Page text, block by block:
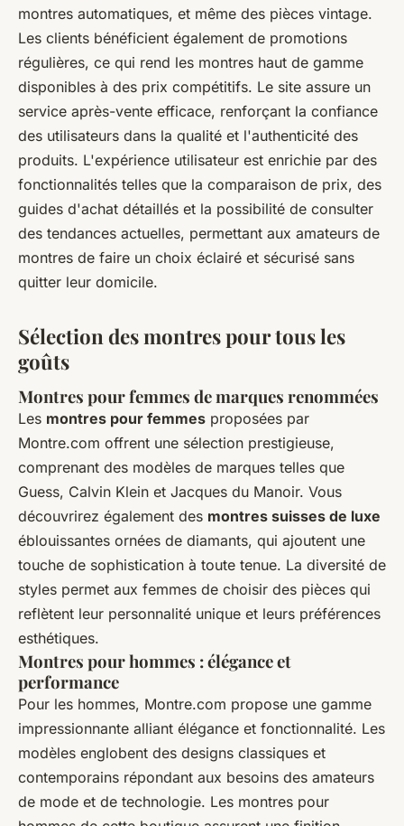
montres automatiques, et même des pièces vintage.
Les clients bénéficient également de promotions
régulières, ce qui rend les montres haut de gamme
disponibles à des prix compétitifs. Le site assure un
service après-vente efficace, renforçant la confiance
des utilisateurs dans la qualité et l'authenticité des
produits. L'expérience utilisateur est enrichie par des
fonctionnalités telles que la comparaison de prix, des
guides d'achat détaillés et la possibilité de consulter
des tendances actuelles, permettant aux amateurs de
montres de faire un choix éclairé et sécurisé sans
quitter leur domicile.
Sélection des montres pour tous les
goûts
Montres pour femmes de marques renommées
Les montres pour femmes proposées par
Montre.com offrent une sélection prestigieuse,
comprenant des modèles de marques telles que
Guess, Calvin Klein et Jacques du Manoir. Vous
découvrirez également des montres suisses de luxe
éblouissantes ornées de diamants, qui ajoutent une
touche de sophistication à toute tenue. La diversité de
styles permet aux femmes de choisir des pièces qui
reflètent leur personnalité unique et leurs préférences
esthétiques.
Montres pour hommes : élégance et
performance
Pour les hommes, Montre.com propose une gamme
impressionnante alliant élégance et fonctionnalité. Les
modèles englobent des designs classiques et
contemporains répondant aux besoins des amateurs
de mode et de technologie. Les montres pour